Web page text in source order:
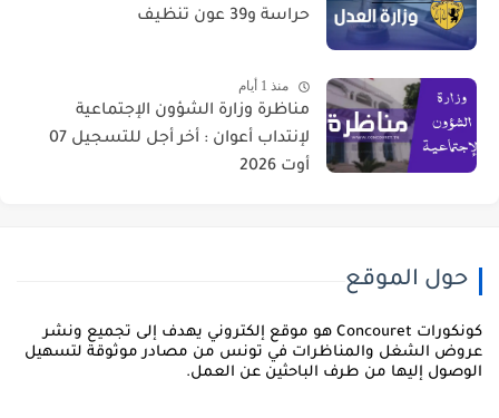
حراسة و39 عون تنظيف
منذ 1 أيام
مناظرة وزارة الشؤون الإجتماعية
لإنتداب أعوان : أخر أجل للتسجيل 07
أوت 2026
حول الموقع
كونكورات Concouret هو موقع إلكتروني يهدف إلى تجميع ونشر
الشغل والمناظرات في تونس من مصادر موثوقة لتسهيل
إليها من طرف الباحثين عن العمل.